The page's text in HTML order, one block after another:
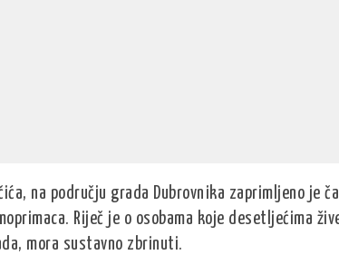
na području grada Dubrovnika zaprimljeno je
Riječ je o osobama koje desetljećima
mora sustavno zbrinuti.